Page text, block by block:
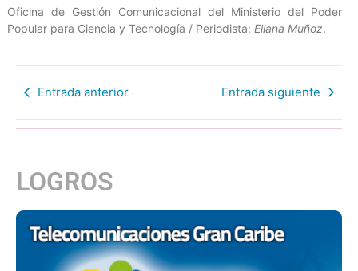
Oficina de Gestión Comunicacional del Ministerio del Poder
Popular para Ciencia y Tecnología / Periodista: Eliana Muñoz.
Entrada anterior Entrada siguiente
LOGROS